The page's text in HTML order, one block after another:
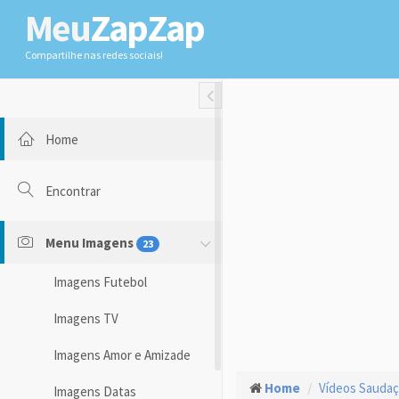
MeuZapZap
Compartilhe nas redes sociais!
Toggle Fullwidth
Home
Encontrar
Menu Imagens 23
Imagens Futebol
Imagens TV
Imagens Amor e Amizade
Imagens Datas Home Vídeos